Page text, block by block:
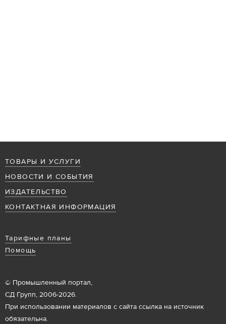
ТОВАРЫ И УСЛУГИ
НОВОСТИ И СОБЫТИЯ
ИЗДАТЕЛЬСТВО
КОНТАКТНАЯ ИНФОРМАЦИЯ
Тарифные планы
Помощь
© Промышленный портал,
СД Групп, 2006-2026.
При использовании материалов с сайта ссылка на источник
обязательна.